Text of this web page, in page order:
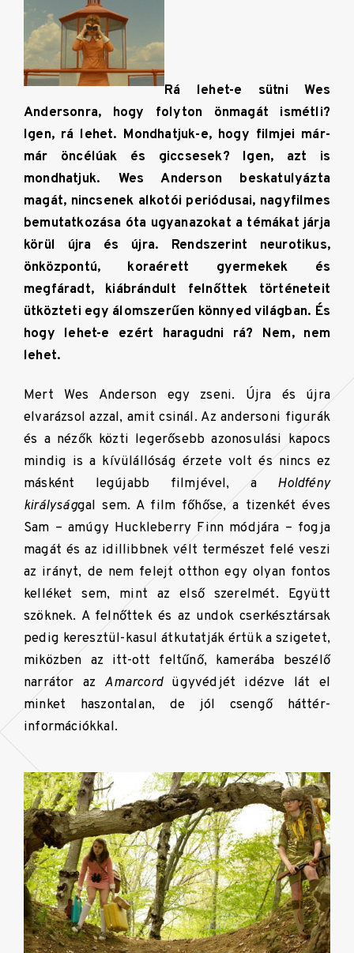
Rá lehet-e sütni Wes
Andersonra, hogy folyton önmagát ismétli?
Igen, rá lehet. Mondhatjuk-e, hogy filmjei már-
már öncélúak és giccsesek? Igen, azt is
mondhatjuk. Wes Anderson beskatulyázta
magát, nincsenek alkotói periódusai, nagyfilmes
bemutatkozása óta ugyanazokat a témákat járja
körül újra és újra. Rendszerint neurotikus,
önközpontú, koraérett gyermekek és
megfáradt, kiábrándult felnőttek történeteit
ütközteti egy álomszerűen könnyed világban. És
hogy lehet-e ezért haragudni rá? Nem, nem
lehet.
Mert Wes Anderson egy zseni. Újra és újra
elvarázsol azzal, amit csinál. Az andersoni figurák
és a nézők közti legerősebb azonosulási kapocs
mindig is a kívülállóság érzete volt és nincs ez
másként legújabb filmjével, a Holdfény
királysággal sem. A film főhőse, a tizenkét éves
Sam – amúgy Huckleberry Finn módjára – fogja
magát és az idillibbnek vélt természet felé veszi
az irányt, de nem felejt otthon egy olyan fontos
kelléket sem, mint az első szerelmét. Együtt
szöknek. A felnőttek és az undok cserkésztársak
pedig keresztül-kasul átkutatják értük a szigetet,
miközben az itt-ott feltűnő, kamerába beszélő
narrátor az Amarcordügyvédjét idézve lát el
minket haszontalan, de jól csengő háttér-
információkkal.